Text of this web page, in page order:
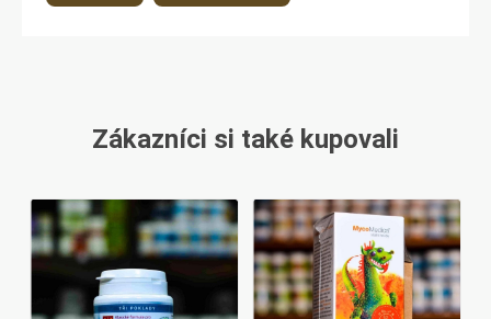
Zákazníci si také kupovali